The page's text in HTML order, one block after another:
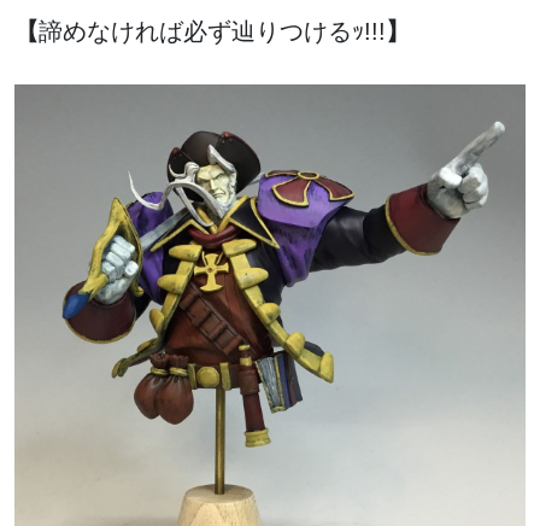
【諦めなければ必ず辿りつけるｯ!!! 】